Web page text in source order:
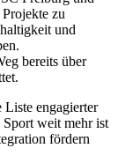
zu
und
bereits über
engagierter
Sport weit mehr ist
fördern